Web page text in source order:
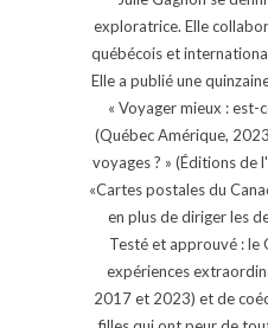
exploratrice. Elle
québécois et
Elle a publié une
« Voyager mieux : est-
(Québec Amérique,
voyages ? » (Éditions de
«Cartes postales du
en plus de diriger les
Testé et approuvé : le
expériences
2017 et 2023) et de